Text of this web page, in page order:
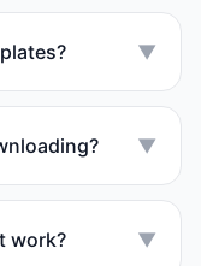
▼
▼
work? ▼